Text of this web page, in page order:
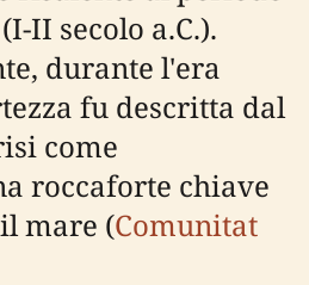
II secolo a.C.).
durante l'era
fu descritta dal
come
roccaforte chiave
mare (Comunitat